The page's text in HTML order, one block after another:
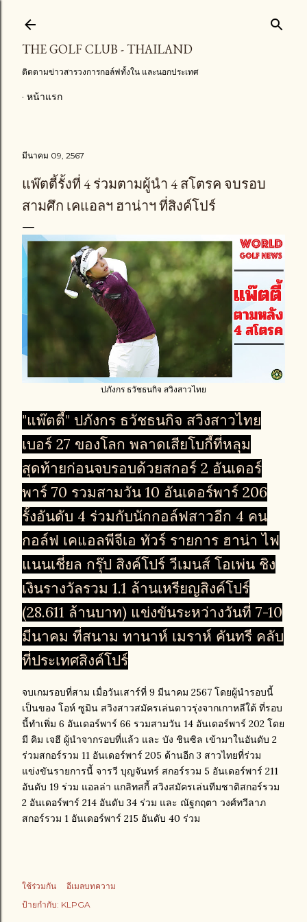
THE GOLF CLUB - THAILAND
ติดตามข่าวสารวงการกอล์ฟทั้งใน และนอกประเทศ
หน้าแรก
มีนาคม 09, 2567
แพ๊ตตี้รั้งที่ 4 ร่วมตามผู้นำ 4 สโตรค จบรอบ
สามศึก เคแอลฯ ฮาน่าฯ ที่สิงค์โปร์
ปภังกร ธวัชธนกิจ สวิงสาวไทย
"แพ๊ตตี้" ปภังกร ธวัชธนกิจ สวิงสาวไทย
เบอร์ 27 ของโลก พลาดเสียโบกี้ที่หลุม
สุดท้ายก่อนจบรอบด้วยสกอร์ 2 อันเดอร์
พาร์ 70 รวมสามวัน 10 อันเดอร์พาร์ 206
รั้งอันดับ 4 ร่วมกับนักกอล์ฟสาวอีก 4 คน
กอล์ฟ เคแอลพีจีเอ ทัวร์ รายการ ฮาน่า ไฟ
แนนเชี่ยล กรุ๊ป สิงค์โปร์ วีเมนส์ โอเพ่น ชิง
เงินรางวัลรวม 1.1 ล้านเหรียญสิงค์โปร์
(28.611 ล้านบาท) แข่งขันระหว่างวันที่ 7-10
มีนาคม ที่สนาม ทานาห์ เมราห์ คันทรี คลับ
ที่ประเทศสิงค์โปร์
จบเกมรอบที่สาม เมื่อวันเสาร์ที่ 9 มีนาคม 2567 โดยผู้นำรอบนี้
เป็นของ โอห์ ซูมิน สวิงสาวสมัครเล่นดาวรุ่งจากเกาหลีใต้ ที่รอบ
นี้ทำเพิ่ม 6 อันเดอร์พาร์ 66 รวมสามวัน 14 อันเดอร์พาร์ 202 โดย
มี คิม เจฮี ผู้นำจากรอบที่แล้ว และ บัง ชินซิล เข้ามาในอันดับ 2
ร่วมสกอร์รวม 11 อันเดอร์พาร์ 205 ด้านอีก 3 สาวไทยที่ร่วม
แข่งขันรายการนี้ จารวี บุญจันทร์ สกอร์รวม 5 อันเดอร์พาร์ 211
อันดับ 19 ร่วม แอลล่า แกลิทสกี้ สวิงสมัครเล่นทีมชาติสกอร์รวม
2 อันเดอร์พาร์ 214 อันดับ 34 ร่วม และ ณัฐกฤตา วงศ์ทวีลาภ
สกอร์รวม 1 อันเดอร์พาร์ 215 อันดับ 40 ร่วม
ใช้ร่วมกัน
อีเมลบทความ
ป้ายกำกับ: KLPGA